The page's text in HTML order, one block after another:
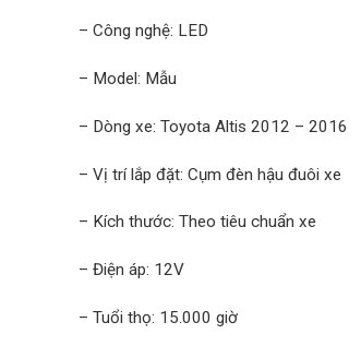
– Công nghệ: LED
– Model: Mẫu
– Dòng xe: Toyota Altis 2012 – 2016
– Vị trí lắp đặt: Cụm đèn hậu đuôi xe
– Kích thước: Theo tiêu chuẩn xe
– Điện áp: 12V
– Tuổi thọ: 15.000 giờ